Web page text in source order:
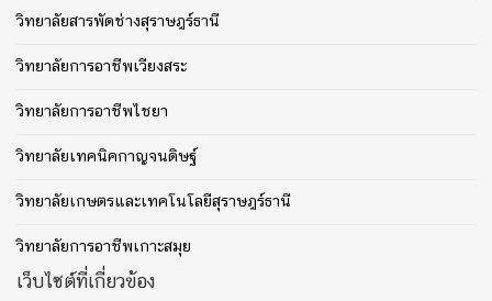
วิทยาลัยสารพัดช่างสุราษฎร์ธานี
วิทยาลัยการอาชีพเวียงสระ
วิทยาลัยการอาชีพไชยา
วิทยาลัยเทคนิคกาญจนดิษฐ์
วิทยาลัยเกษตรและเทคโนโลยีสุราษฎร์ธานี
วิทยาลัยการอาชีพเกาะสมุย
เว็บไซต์ที่เกี่ยวข้อง